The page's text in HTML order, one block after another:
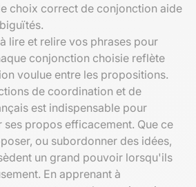
choix correct de conjonction aide
lire et relire vos phrases pour
conjonction choisie reflète
voulue entre les propositions.
de coordination et de
est indispensable pour
propos efficacement. Que ce
ou subordonner des idées,
un grand pouvoir lorsqu'ils
En apprenant à